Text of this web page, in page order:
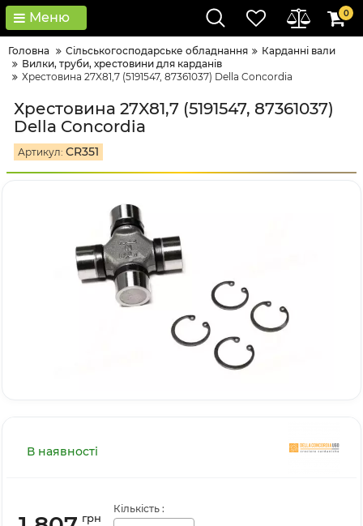
Меню 0
Головна Сільськогосподарське обладнання
Карданні вали
Вилки, труби, хрестовини для карданів
Хрестовина 27X81,7 (5191547, 87361037) Della Concordia
Хрестовина 27X81,7 (5191547, 87361037)
Della Concordia
Артикул: CR351
В наявності
грн
Кількість :